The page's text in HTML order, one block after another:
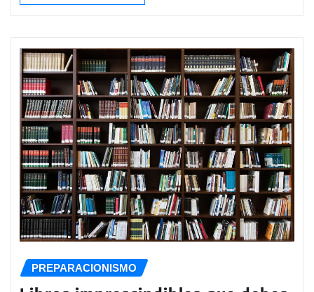
PREPARACIONISMO